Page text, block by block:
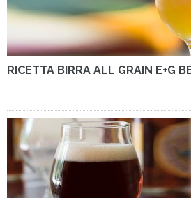
RICETTA BIRRA ALL GRAIN E+G